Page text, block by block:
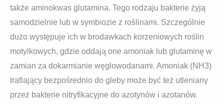
także aminokwas glutamina. Tego rodzaju bakterie żyją
samodzielnie lub w symbiozie z roślinami. Szczególnie
dużo występuje ich w brodawkach korzeniowych roślin
motylkowych, gdzie oddają one amoniak lub glutaminę w
zamian za dokarmianie węglowodanami. Amoniak (NH3)
trafiający bezpośrednio do gleby może być też utleniany
przez bakterie nitryfikacyjne do azotynów i azotanów.